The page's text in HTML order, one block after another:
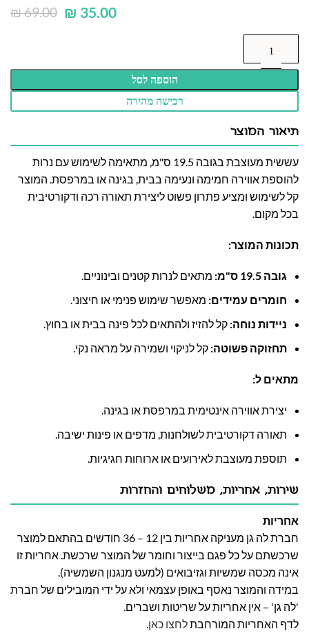
₪69.00 ₪ 35.00
הוספה לסל
רכישה מהירה
תיאור המוצר
עששית מעוצבת בגובה 19.5 ס"מ, מתאימה לשימוש עם נרות
להוספת אווירה חמימה ונעימה בבית, בגינה או במרפסת. המוצר
קל לשימוש ומציע פתרון פשוט ליצירת תאורה רכה ודקורטיבית
בכל מקום.
תכונות המוצר:
גובה 19.5 ס"מ:
מתאים לנרות קטנים ובינוניים.
חומרים עמידים: מאפשר שימוש פנימי או חיצוני.
ניידות נוחה: קל להזיז ולהתאים לכל פינה בבית או בחוץ.
תחזוקה פשוטה: קל לניקוי ושמירה על מראה נקי.
מתאים ל:
יצירת אווירה אינטימית במרפסת או בגינה.
תאורה דקורטיבית לשולחנות, מדפים או פינות ישיבה.
תוספת מעוצבת לאירועים או ארוחות חגיגיות.
שירות, אחריות, משלוחים והחזרות
אחריות
חברת לה גן מעניקה אחריות בין 12 – 36 חודשים בהתאם למוצר
שרכשתם על כל פגם בייצור וחומר של המוצר שרכשת. אחריות זו
אינה מכסה שמשיות וגזיבואים (למעט מנגנון השמשיה).
במידה והמוצר נאסף באופן עצמאי ולא על ידי המובילים של חברת
'לה גן' – אין אחריות על שריטות ושברים.
לדף האחריות המורחבתלחצו כאן.